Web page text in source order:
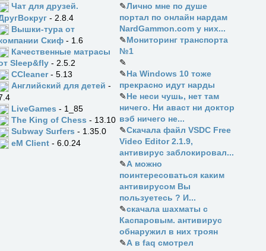
Чат для друзей.
- 2.8.4
Вышки-тура от
Скиф - 1.6
Качественные матрасы
Sleep&fly - 2.5.2
CCleaner- 5.13
Английский для детей -
LiveGames - 1_85
The King of Chess - 13.10
Subway Surfers - 1.35.0
eM Client - 6.0.24
✎Лично мне по душе
портал по онлайн нардам
NardGammon.com у них...
✎Мониторинг транспорта
№1
✎
✎На Windows 10 тоже
прекрасно идут нарды
✎Не неси чушь, нет там
ничего. Ни аваст ни доктор
вэб ничего не...
✎Скачала файл VSDC Free
Video Editor 2.1.9,
антивирус заблокировал...
✎А можно
поинтересоваться каким
антивирусом Вы
пользуетесь ? И...
✎скачала шахматы с
Каспаровым. антивирус
обнаружил в них троян
✎А в faq смотрел